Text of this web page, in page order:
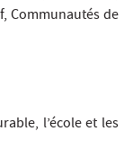
Communautés de
l’école et les